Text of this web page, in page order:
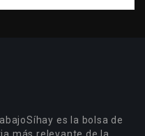
es la bolsa de